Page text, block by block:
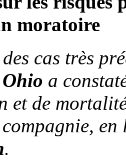
moratoire
cas très
a
et de
en
.